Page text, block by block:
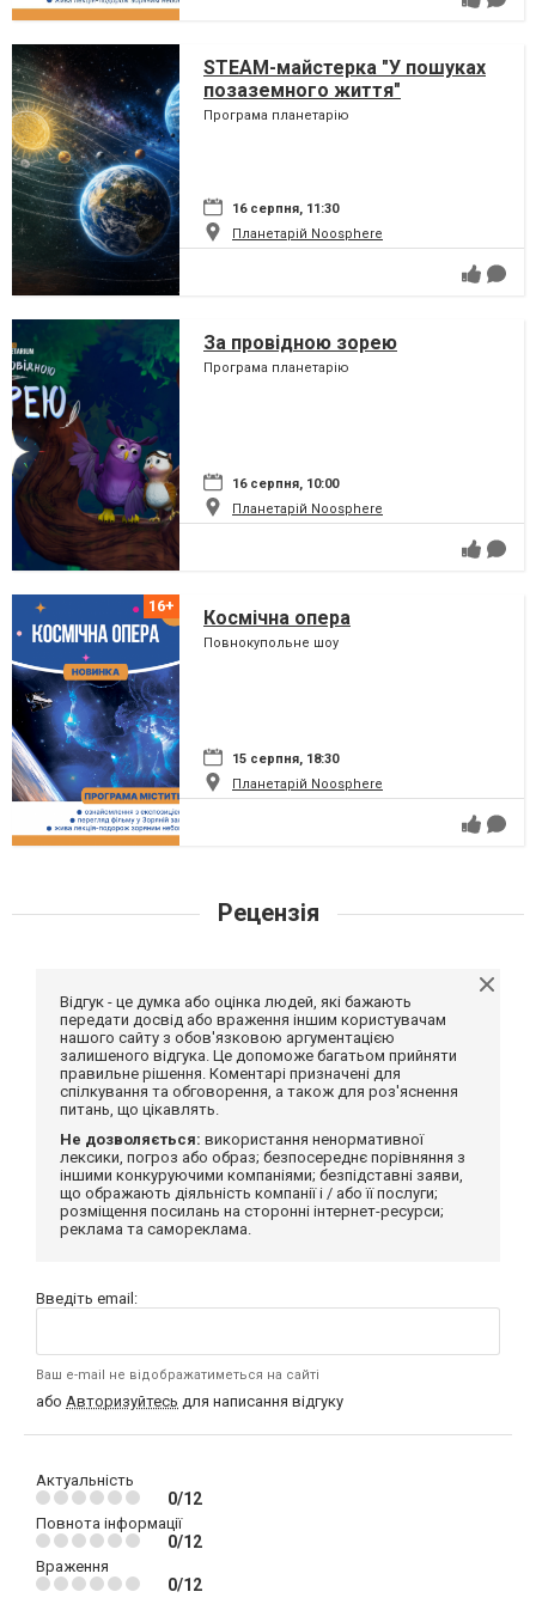
STEAM-майстерка "У пошуках
позаземного життя"
Програма планетарію
16 серпня, 11:30
Планетарій Noosphere
За провідною зорею
Програма планетарію
16 серпня, 10:00
Планетарій Noosphere
Космічна опера
Повнокупольне шоу
15 серпня, 18:30
Планетарій Noosphere
Рецензія
Відгук - це думка або оцінка людей, які бажають
передати досвід або враження іншим користувачам
нашого сайту з обов'язковою аргументацією
залишеного відгука. Це допоможе багатьом прийняти
правильне рішення. Коментарі призначені для
спілкування та обговорення, а також для роз'яснення
питань, що цікавлять.
Не дозволяється: використання ненормативної
лексики, погроз або образ; безпосереднє порівняння з
іншими конкуруючими компаніями; безпідставні заяви,
що ображають діяльність компанії і / або її послуги;
розміщення посилань на сторонні інтернет-ресурси;
реклама та самореклама.
Введіть email:
Ваш e-mail не відображатиметься на сайті
або Авторизуйтесь для написання відгуку
Актуальність
0/12
Повнота інформації
0/12
Враження
0/12